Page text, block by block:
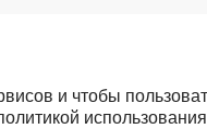
и чтобы